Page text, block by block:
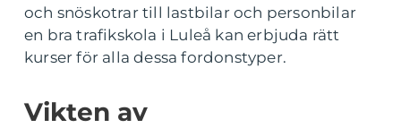
och snöskotrar till lastbilar och personbilar
en bra trafikskola i Luleå kan erbjuda rätt
kurser för alla dessa fordonstyper.
Vikten av